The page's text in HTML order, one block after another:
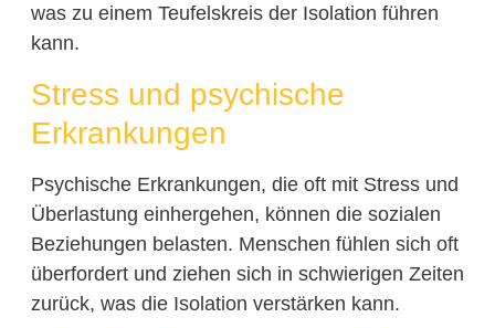
was zu einem Teufelskreis der Isolation führen
kann.
Stress und psychische
Erkrankungen
Psychische Erkrankungen, die oft mit Stress und
Überlastung einhergehen, können die sozialen
Beziehungen belasten. Menschen fühlen sich oft
überfordert und ziehen sich in schwierigen Zeiten
zurück, was die Isolation verstärken kann.